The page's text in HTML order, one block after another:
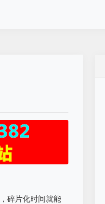
碎片化时间就能